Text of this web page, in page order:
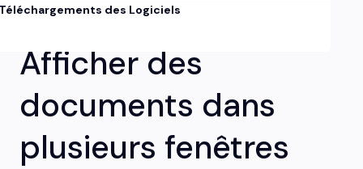
des Logiciels
Afficher des
documents dans
plusieurs fenêtres